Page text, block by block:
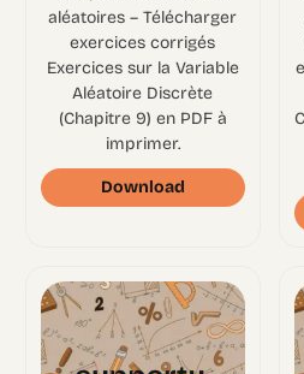
aléatoires – Télécharger
exercices corrigés
Exercices sur la Variable
Aléatoire Discrète
(Chapitre 9) en PDF à
imprimer.
Download